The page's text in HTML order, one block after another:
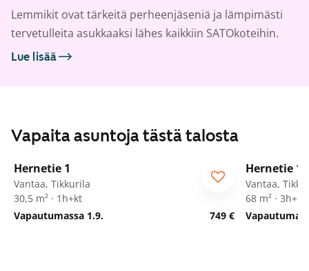
Lemmikit ovat tärkeitä perheenjäseniä ja lämpimästi
tervetulleita asukkaaksi lähes kaikkiin SATOkoteihin.
Lue lisää
Vapaita asuntoja tästä talosta
/12
Hernetie 1
Vantaa, Tikkurila
30,5 m² · 1h+kt
Vapautumassa 1.9.
749 €
Hernetie 1
Vantaa,
68 m² ·